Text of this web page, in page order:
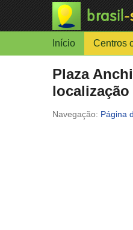
Início Centros
Plaza
localização
Página